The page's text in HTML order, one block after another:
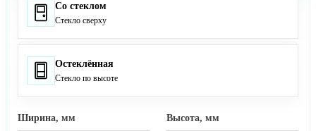
Со стеклом
Стекло сверху
Остеклённая
Стекло по высоте
Ширина, мм Высота, мм